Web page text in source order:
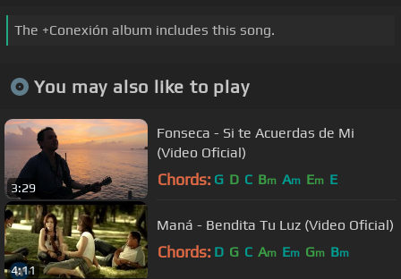
The +Conexión album includes this song.
You may also like to play
3:29
Fonseca - Si te Acuerdas de Mi
(Video Oficial)
Chords: G D C Bm Am Em E
4:11
Maná - Bendita Tu Luz (Video Oficial)
Chords: D G C Am Em Gm Bm